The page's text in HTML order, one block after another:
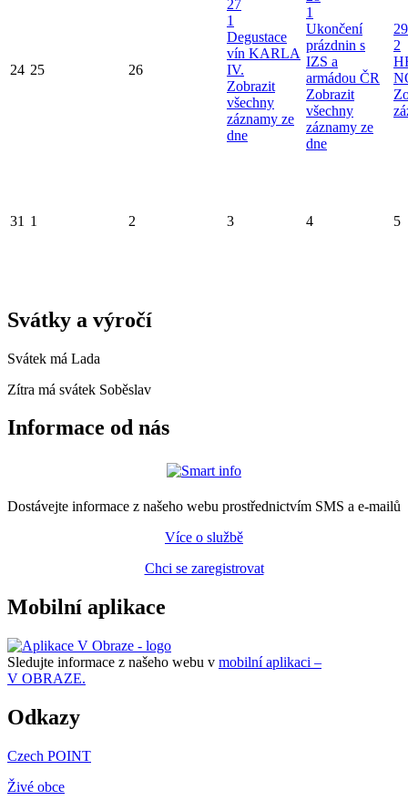
24 25 26
27
1
Degustace
vín KARLA
IV.
Zobrazit
všechny
záznamy ze
dne
1
Ukončení
prázdnin s
IZS a
armádou ČR
Zobrazit
všechny
záznamy ze
dne
29
2
31 1 2 3 4 5
Svátky a výročí
Svátek má Lada
Zítra má svátek Soběslav
Informace od nás
Dostávejte informace z našeho webu prostřednictvím SMS a e-mailů
Více o službě
Chci se zaregistrovat
Mobilní aplikace
Sledujte informace z našeho webu v mobilní aplikaci –
V OBRAZE.
Odkazy
Czech POINT
Živé obce